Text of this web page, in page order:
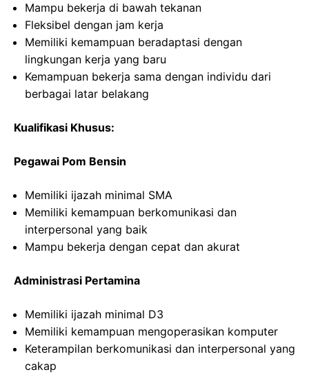
Mampu bekerja di bawah tekanan
Fleksibel dengan jam kerja
Memiliki kemampuan beradaptasi dengan
lingkungan kerja yang baru
Kemampuan bekerja sama dengan individu dari
berbagai latar belakang
Kualifikasi Khusus:
Pegawai Pom Bensin
Memiliki ijazah minimal SMA
Memiliki kemampuan berkomunikasi dan
interpersonal yang baik
Mampu bekerja dengan cepat dan akurat
Administrasi Pertamina
Memiliki ijazah minimal D3
Memiliki kemampuan mengoperasikan komputer
Keterampilan berkomunikasi dan interpersonal yang
cakap